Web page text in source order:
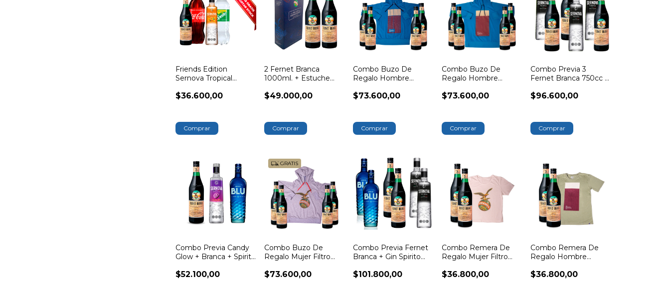
Friends Edition
Sernova Tropical
$36.600,00
2 Fernet Branca
1000ml. + Estuche
$49.000,00
Combo Buzo De
Regalo Hombre
Rayas
$73.600,00
Comprar
Combo Buzo De
Regalo Hombre
$73.600,00
Comprar
Combo Previa 3
Fernet Branca 750cc +
$96.600,00
Comprar
Combo Previa Candy
Glow + Branca + Spirito
$52.100,00
GRATIS
Combo Buzo De
Regalo Mujer Filtro
$73.600,00
Combo Previa Fernet
Branca + Gin Spirito
$101.800,00
Combo Remera De
Regalo Mujer Filtro
$36.800,00
Combo Remera De
Regalo Hombre
$36.800,00